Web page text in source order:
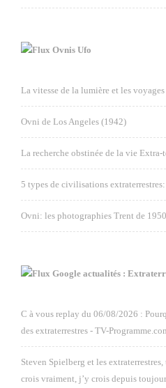
Ovnis Ufo
La vitesse de la lumière et les
Ovni de Los Angeles (1942)
La recherche obstinée de la vie Extra-
5 types de civilisations
Ovni: les photographies Trent de 1950
Google actualités :
C à vous replay du 06/08/2026 :
des extraterrestres - TV-
Steven Spielberg et les extraterrestres,
crois vraiment, j’y crois depuis